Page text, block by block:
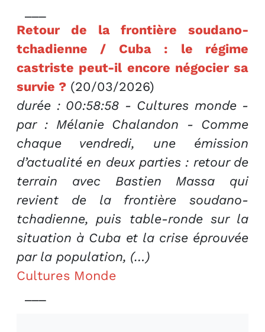
Retour de la frontière soudano-
tchadienne / Cuba : le régime
castriste peut-il encore négocier sa
survie ? (20/03/2026)
durée : 00:58:58 - Cultures monde -
par : Mélanie Chalandon - Comme
chaque vendredi, une émission
d’actualité en deux parties : retour de
terrain avec Bastien Massa qui
revient de la frontière soudano-
tchadienne, puis table-ronde sur la
situation à Cuba et la crise éprouvée
par la population, (…)
Cultures Monde